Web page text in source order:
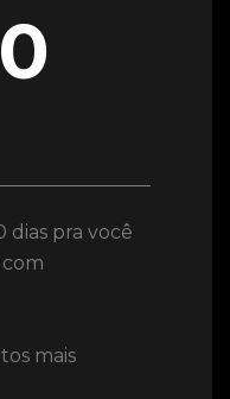
dias pra você
mais